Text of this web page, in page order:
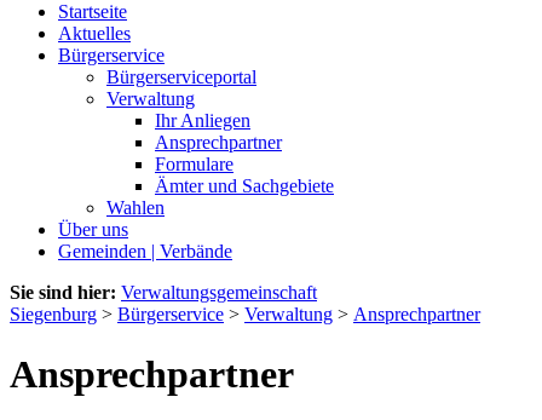
Startseite
Aktuelles
Bürgerservice
Bürgerserviceportal
Verwaltung
Ihr Anliegen
Ansprechpartner
Formulare
Ämter und Sachgebiete
Wahlen
Über uns
Gemeinden | Verbände
Sie sind hier: Verwaltungsgemeinschaft
Siegenburg > Bürgerservice > Verwaltung > Ansprechpartner
Ansprechpartner